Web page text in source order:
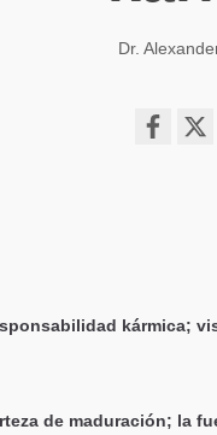
Dr.
kármica;
de maduración; la